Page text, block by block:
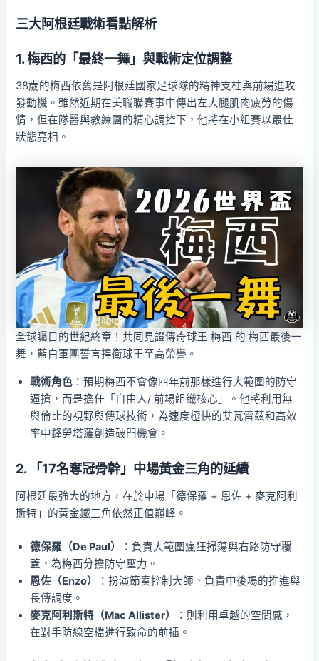
三大阿根廷戰術看點解析
1. 梅西的「最終一舞」與戰術定位調整
38歲的梅西依舊是阿根廷國家足球隊的精神支柱與前場進攻
發動機。雖然近期在美職聯賽事中傳出左大腿肌肉疲勞的傷
情，但在隊醫與教練團的精心調控下，他將在小組賽以最佳
狀態亮相。
全球矚目的世紀終章！共同見證傳奇球王 梅西 的 梅西最後一
舞，藍白軍團誓言捍衛球王至高榮譽。
戰術角色 ：預期梅西不會像四年前那樣進行大範圍的防守
逼搶，而是擔任「自由人/ 前場組織核心」。他將利用無
與倫比的視野與傳球技術，為速度極快的艾瓦雷茲和高效
率中鋒勞塔羅創造破門機會。
2. 「17名奪冠骨幹」中場黃金三角的延續
阿根廷最強大的地方，在於中場「德保羅 + 恩佐 + 麥克阿利
斯特」的黃金鐵三角依然正值巔峰。
德保羅（De Paul）
：負責大範圍瘋狂掃蕩與右路防守覆
蓋，為梅西分擔防守壓力。
恩佐（Enzo）
：扮演節奏控制大師，負責中後場的推進與
長傳調度。
麥克阿利斯特（Mac Allister）
：則利用卓越的空間感，
在對手防線空檔進行致命的前插。